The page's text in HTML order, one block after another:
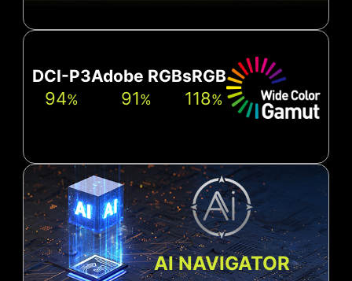
DCI-P3
94%
Adobe RGB
91%
sRGB
118%
AI NAVIGATOR